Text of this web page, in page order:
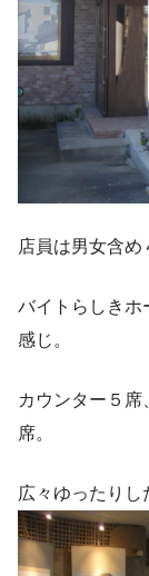
店員は男女含め
バイトらしきホ
感じ。
カウンター５席
席。
広々ゆったり